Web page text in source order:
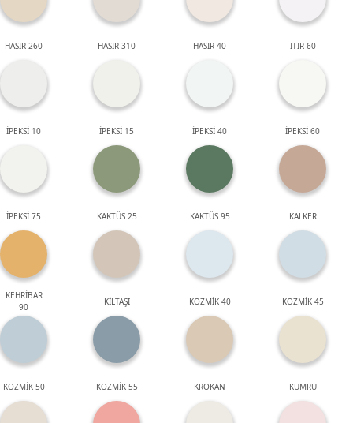
HASIR 260 HASIR 310 HASIR 40 ITIR 60
İPEKSİ 10 İPEKSİ 15 İPEKSİ 40 İPEKSİ 60
İPEKSİ 75 KAKTÜS 25 KAKTÜS 95 KALKER
KEHRİBAR
90
KİLTAŞI KOZMİK 40 KOZMİK 45
KOZMİK 50 KOZMİK 55 KROKAN KUMRU